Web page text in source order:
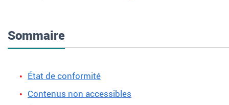
Sommaire
État de conformité
Contenus non accessibles